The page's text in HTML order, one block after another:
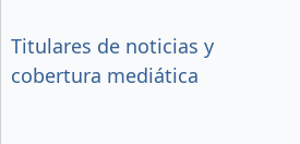
Titulares de noticias y
cobertura mediática